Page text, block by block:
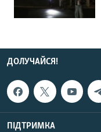
ДОЛУЧАЙСЯ!
ПІДТРИМКА